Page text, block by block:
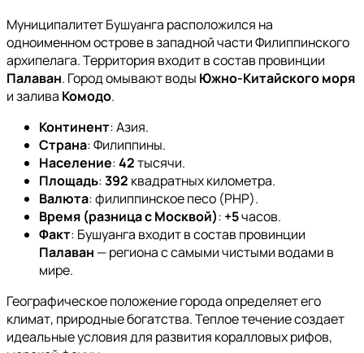
Муниципалитет Бушуанга расположился на
одноименном острове в западной части Филиппинского
архипелага. Территория входит в состав провинции
Палаван. Город омывают воды Южно-Китайского моря
и залива Комодо.
Континент: Азия.
Страна: Филиппины.
Население:42тысячи.
Площадь:392 квадратных километра.
Валюта: филиппинское песо (PHP).
Время (разница с Москвой): +5часов.
Факт: Бушуанга входит в состав провинции
Палаван — региона с самыми чистыми водами в
мире.
Географическое положение города определяет его
климат, природные богатства. Теплое течение создает
идеальные условия для развития коралловых рифов,